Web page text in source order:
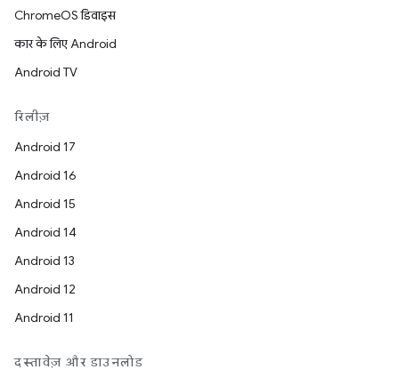
ChromeOS डिवाइस
कार के लिए Android
Android TV
रिलीज़
Android 17
Android 16
Android 15
Android 14
Android 13
Android 12
Android 11
दस्तावेज़ और डाउनलोड